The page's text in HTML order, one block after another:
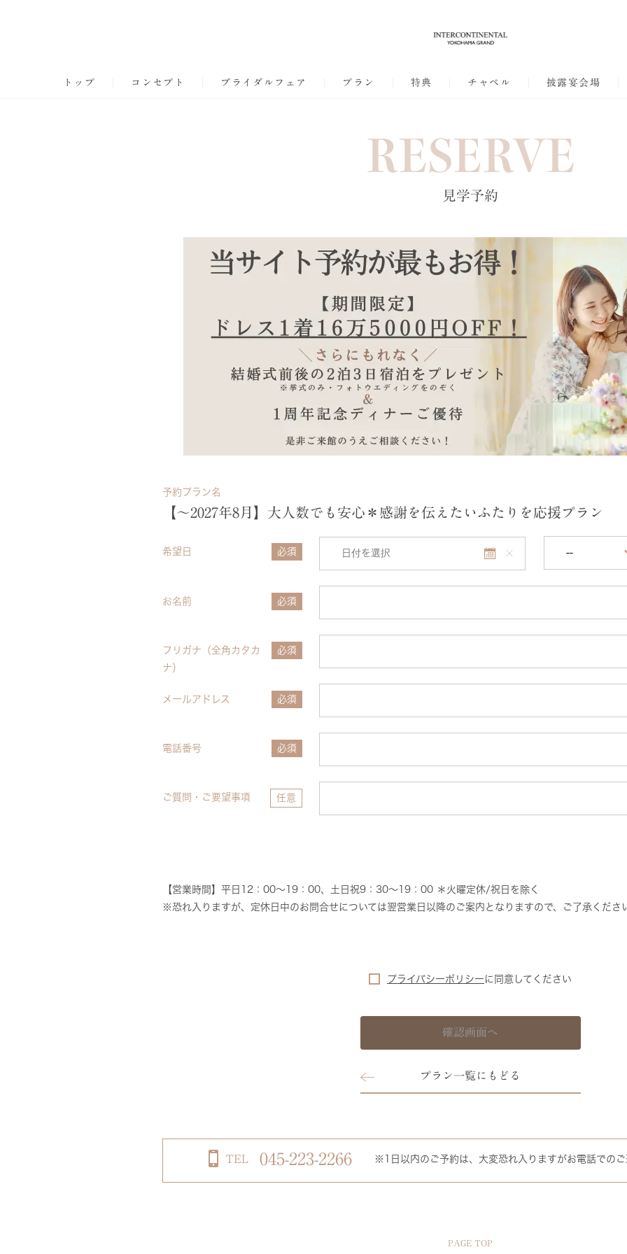
トップ コンセプト ブライダルフェア プラン 特典 チャペル 披露宴会場
RESERVE
見学予約
予約プラン名
【～2027年8月】大人数でも安心＊感謝を伝えたいふたりを応援プラン
希望日 必須
お名前 必須
フリガナ（全角カタカ
ナ）
必須
メールアドレス 必須
電話番号 必須
ご質問・ご要望事項 任意
【営業時間】平日12：00～19：00、土日祝9：30～19：00 ＊火曜定休/祝日を除く
※恐れ入りますが、定休日中のお問合せについては翌営業日以降のご案内となりますので、ご了承くださ
プライバシーポリシー に 同意してください
確認画面へ
プラン一覧にもどる
TEL 045-223-2266 ※1日以内のご予約は、大変恐れ入りますがお電話での
PAGE TOP